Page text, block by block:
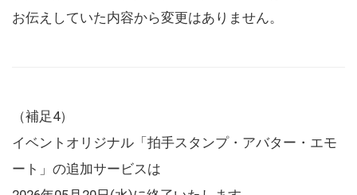
お伝えしていた内容から変更はありません。
（補足4）
イベントオリジナル「拍手スタンプ・アバター・エモ
ート」の追加サービスは